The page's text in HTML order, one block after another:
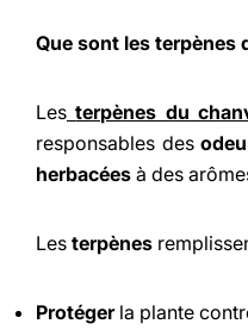
Que sont les terpènes
Les terpènes du
responsables des
herbacées à des
Les terpènes
Protégerla plante